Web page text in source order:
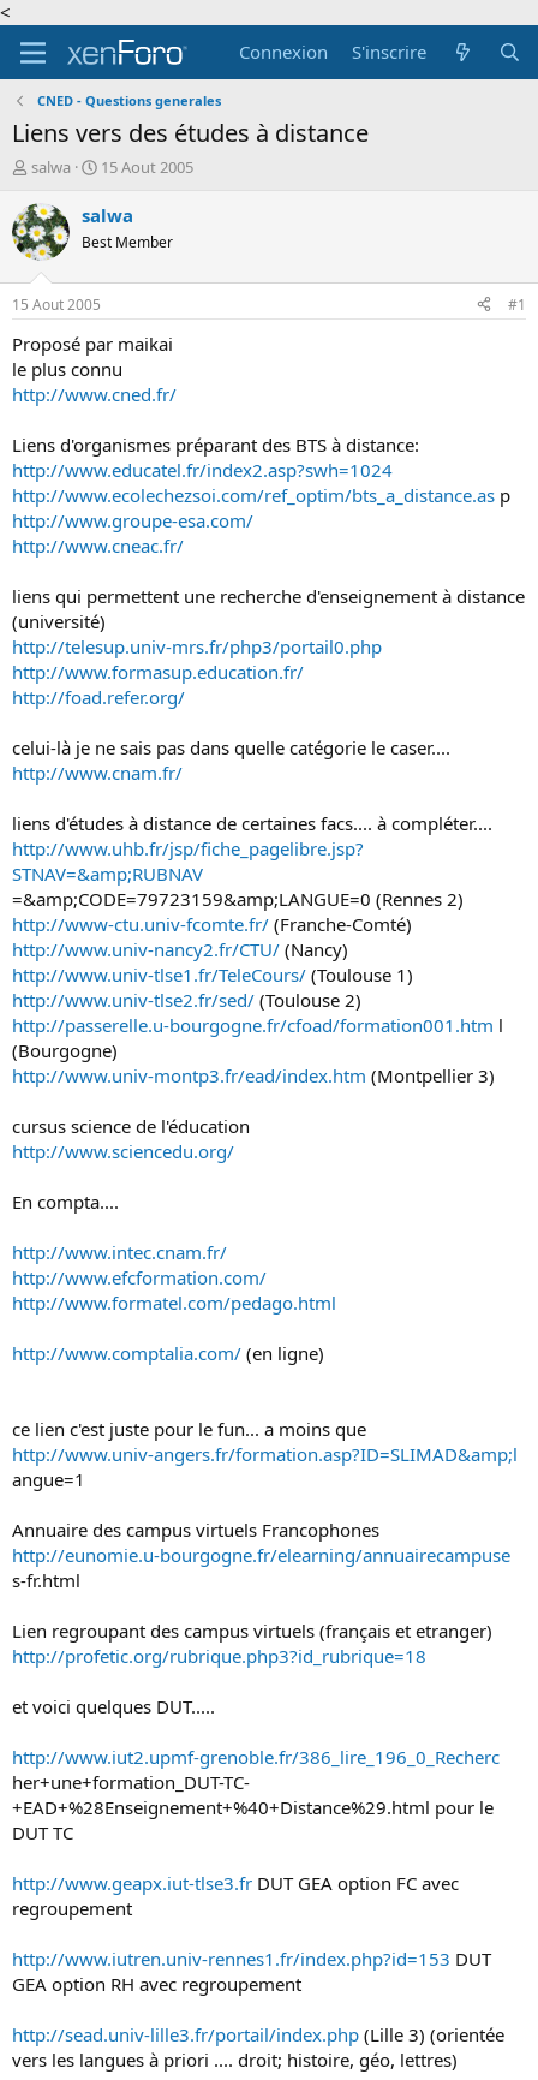
<
Connexion
S'inscrire
CNED - Questions generales
Liens vers des études à distance
A
t
e
u
r
d
e
l
d
i
c
u
s
s
i
o
salwa
D
t
d
é
b
t
15 Aout 2005
salwa
Best Member
15 Aout 2005 #1
Proposé par maikai
le plus connu
http://www.cned.fr/
Liens d'organismes préparant des BTS à distance:
http://www.educatel.fr/index2.asp?swh=1024
http://www.ecolechezsoi.com/ref_optim/bts_a_distance.as p
http://www.groupe-esa.com/
http://www.cneac.fr/
liens qui permettent une recherche d'enseignement à distance
(université)
http://telesup.univ-mrs.fr/php3/portail0.php
http://www.formasup.education.fr/
http://foad.refer.org/
celui-là je ne sais pas dans quelle catégorie le caser....
http://www.cnam.fr/
liens d'études à distance de certaines facs.... à compléter....
http://www.uhb.fr/jsp/fiche_pagelibre.jsp?
STNAV=&amp;RUBNAV
=&amp;CODE=79723159&amp;LANGUE=0 (Rennes 2)
http://www-ctu.univ-fcomte.fr/ (Franche-Comté)
http://www.univ-nancy2.fr/CTU/ (Nancy)
http://www.univ-tlse1.fr/TeleCours/ (Toulouse 1)
http://www.univ-tlse2.fr/sed/ (Toulouse 2)
http://passerelle.u-bourgogne.fr/cfoad/formation001.htm l
(Bourgogne)
http://www.univ-montp3.fr/ead/index.htm (Montpellier 3)
cursus science de l'éducation
http://www.sciencedu.org/
En compta....
http://www.intec.cnam.fr/
http://www.efcformation.com/
http://www.formatel.com/pedago.html
http://www.comptalia.com/ (en ligne)
ce lien c'est juste pour le fun... a moins que
http://www.univ-angers.fr/formation.asp?ID=SLIMAD&amp;l
angue=1
Annuaire des campus virtuels Francophones
http://eunomie.u-bourgogne.fr/elearning/annuairecampuse
s-fr.html
Lien regroupant des campus virtuels (français et etranger)
http://profetic.org/rubrique.php3?id_rubrique=18
et voici quelques DUT.....
http://www.iut2.upmf-grenoble.fr/386_lire_196_0_Recherc
her+une+formation_DUT-TC-
+EAD+%28Enseignement+%40+Distance%29.html pour le
DUT TC
http://www.geapx.iut-tlse3.fr DUT GEA option FC avec
regroupement
http://www.iutren.univ-rennes1.fr/index.php?id=153 DUT
GEA option RH avec regroupement
http://sead.univ-lille3.fr/portail/index.php (Lille 3) (orientée
vers les langues à priori .... droit; histoire, géo, lettres)